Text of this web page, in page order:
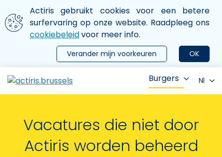
Aller au contenu principal
We gebruiken cookies
Actiris gebruikt cookies voor een betere
surfervaring op onze website. Raadpleeg ons
cookiebeleidvoor meer info.
OK
Verander mijn voorkeuren
le menu
Burgers Nl
Vacatures die niet door
Actiris worden beheerd